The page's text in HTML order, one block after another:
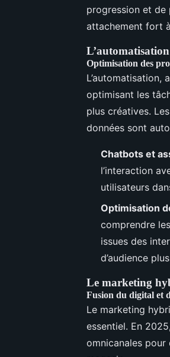
progression et de
attachement fort
Optimisation des
L’automatisation,
optimisant les
plus créatives.
données sont
Chatbots et
l’interaction
utilisateurs
Optimisation
comprendre
issues des
d’audience
Le marketing
Fusion du digital et
Le marketing
essentiel. En
omnicanales pour